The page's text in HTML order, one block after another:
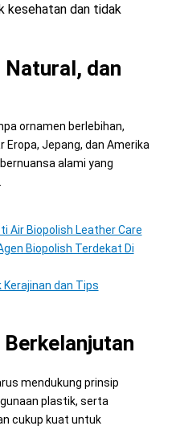
kesehatan dan tidak
Natural, dan
ornamen berlebihan,
Eropa, Jepang, dan Amerika
alami yang
Air Biopolish Leather Care
Biopolish Terdekat Di
dan Tips
mendukung prinsip
plastik, serta
cukup kuat untuk